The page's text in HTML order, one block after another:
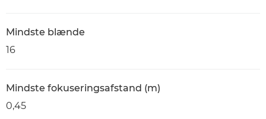
Mindste blænde
16
Mindste fokuseringsafstand (m)
0,45